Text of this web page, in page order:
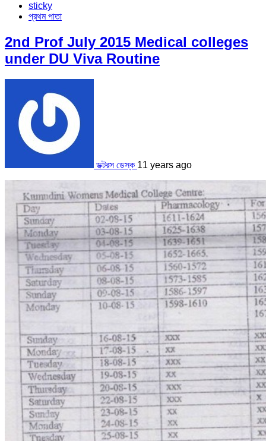
sticky
প্রথম পাতা
2nd Prof July 2015 Medical colleges
under DU Viva Routine
ডক্টরস ডেস্ক 11 years ago